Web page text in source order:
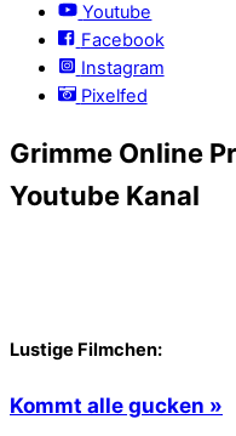
Youtube
Facebook
Instagram
Pixelfed
Grimme Online
Youtube Kanal
Lustige Filmchen:
Kommt alle gucken »